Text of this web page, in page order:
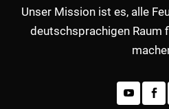
Unser Mission ist es, alle
deutschsprachigen Raum